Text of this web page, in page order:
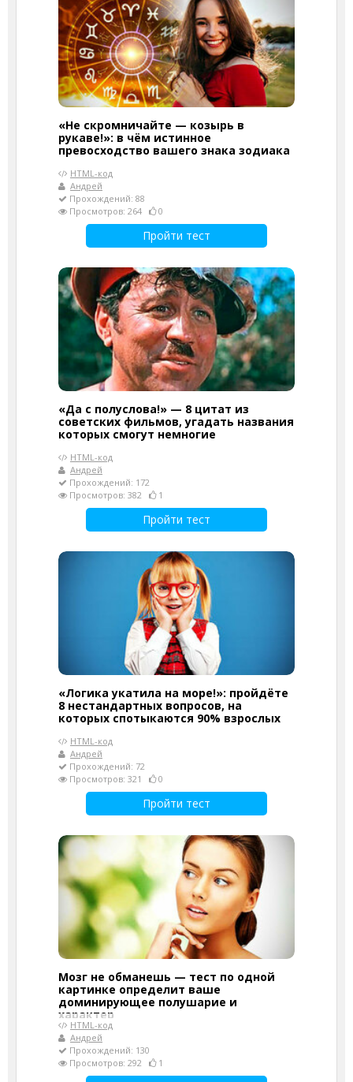
«Не скромничайте — козырь в
рукаве!»: в чём истинное
превосходство вашего знака зодиака
HTML-код
Андрей
Прохождений: 88
Просмотров: 264
0
Пройти тест
«Да с полуслова!» — 8 цитат из
советских фильмов, угадать названия
которых смогут немногие
HTML-код
Андрей
Прохождений: 172
Просмотров: 382
1
Пройти тест
«Логика укатила на море!»: пройдёте
8 нестандартных вопросов, на
которых спотыкаются 90% взрослых
HTML-код
Андрей
Прохождений: 72
Просмотров: 321
0
Пройти тест
Мозг не обманешь — тест по одной
картинке определит ваше
доминирующее полушарие и
характер
HTML-код
Андрей
Прохождений: 130
Просмотров: 292
1